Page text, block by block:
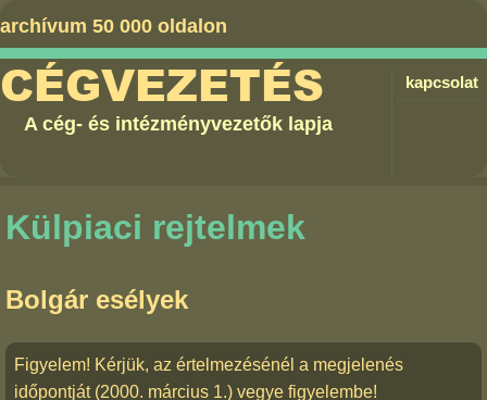
archívum 50 000 oldalon
kapcsolat
CÉGVEZETÉS
A cég- és intézményvezetők lapja
Külpiaci rejtelmek
Bolgár esélyek
Figyelem! Kérjük, az értelmezésénél a megjelenés
időpontját (2000. március 1.) vegye figyelembe!